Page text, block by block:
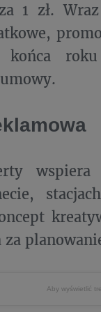
1 zł.
za
Aby wyświetlić